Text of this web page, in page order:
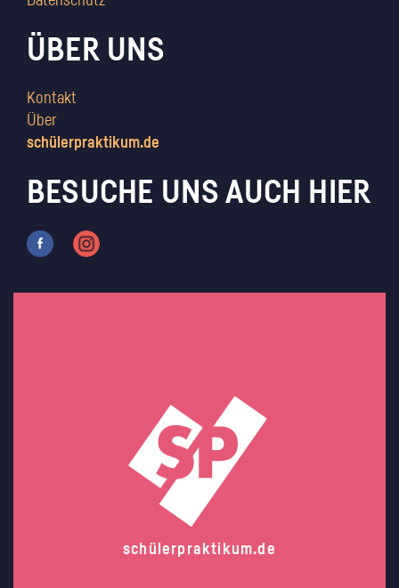
ÜBER UNS
Kontakt
Über
schülerpraktikum.de
BESUCHE UNS AUCH HIER
schülerpraktikum.de